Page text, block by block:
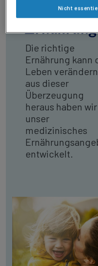
Ernährung
Die richtige
Ernährung kann
Leben
aus dieser
Überzeugung
heraus haben wir
unser
medizinisches
entwickelt.
Nicht